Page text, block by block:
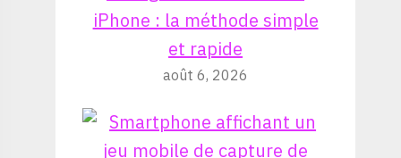
iPhone : la méthode simple
et rapide
août 6, 2026